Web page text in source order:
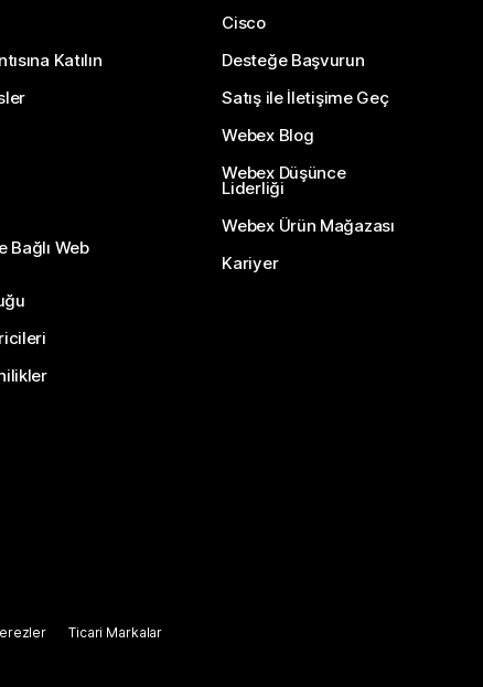
Katılın
Bağlı Web
Cisco
Desteğe Başvurun
Satış ile İletişime Geç
Webex Blog
Webex Düşünce
Liderliği
Webex Ürün Mağazası
Kariyer
Ticari Markalar